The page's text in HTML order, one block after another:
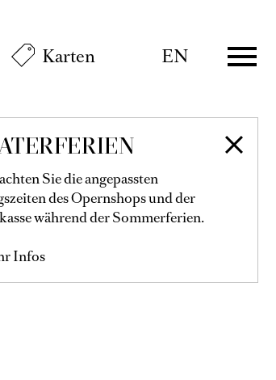
Karten EN
Sie die angepassten
des Opernshops und der
während der Sommerferien.
Infos